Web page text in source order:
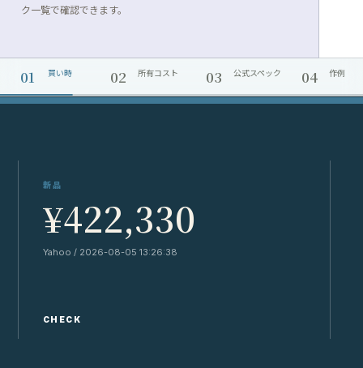
ク一覧で確認できます。
01 買い時 02 所有コスト 03 公式スペック 04 作例
新品
¥422,330
Yahoo / 2026-08-05 13:26:38
CHECK